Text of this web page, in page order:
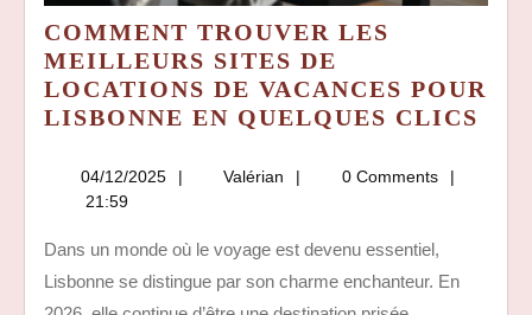
COMMENT TROUVER LES
MEILLEURS SITES DE
LOCATIONS DE VACANCES POUR
LISBONNE EN QUELQUES CLICS
04/12/2025 04/12/2025
Valérian Valérian0 Comments
21:59
Dans un monde où le voyage est devenu essentiel,
Lisbonne se distingue par son charme enchanteur. En